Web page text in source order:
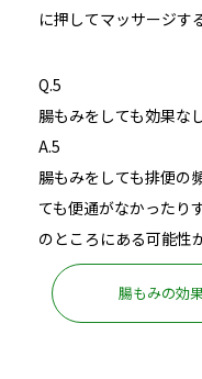
に押してマッサージす
Q.5
腸もみをしても効果な
A.5
腸もみをしても排便の
ても便通がなかったり
のところにある可能性
腸もみの効